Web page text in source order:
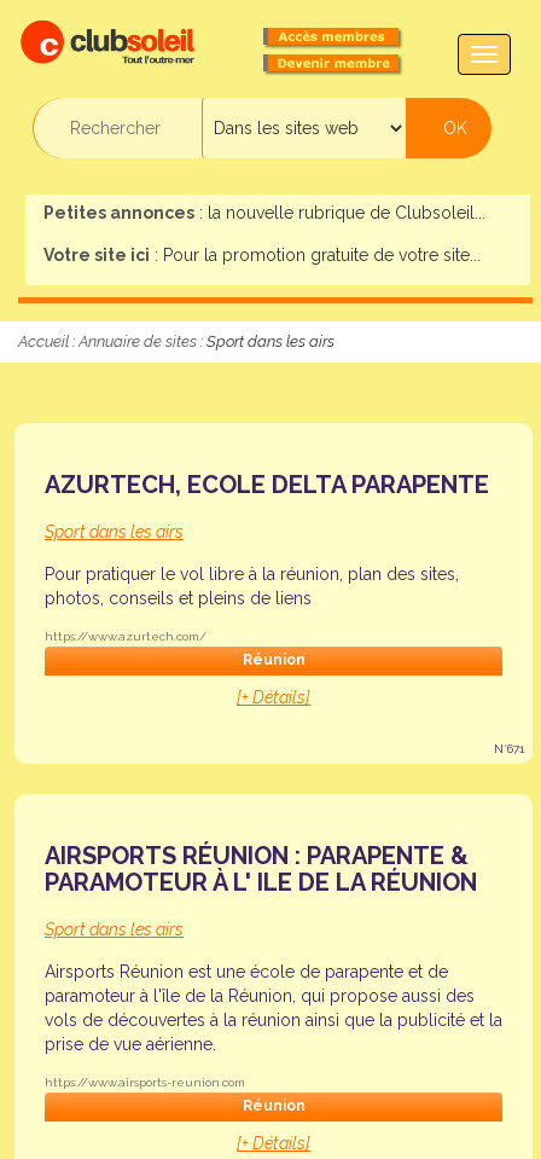
Petites annonces : la nouvelle rubrique de Clubsoleil...
Votre site ici : Pour la promotion gratuite de votre site...
Accueil :Annuaire de sites : Sport dans les airs
AZURTECH, ECOLE DELTA PARAPENTE
Sport dans les airs
Pour pratiquer le vol libre à la réunion, plan des sites,
photos, conseils et pleins de liens
https://www.azurtech.com/
Réunion
[+ Détails]
N°671
AIRSPORTS RÉUNION : PARAPENTE &
PARAMOTEUR À L' ILE DE LA RÉUNION
Sport dans les airs
Airsports Réunion est une école de parapente et de
paramoteur à l'île de la Réunion, qui propose aussi des
vols de découvertes à la réunion ainsi que la publicité et la
prise de vue aérienne.
https://www.airsports-reunion.com
Réunion
[+ Détails]